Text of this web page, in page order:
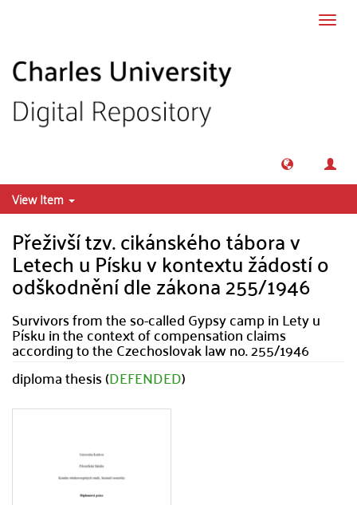
View Item
Přeživší tzv. cikánského tábora v
Letech u Písku v kontextu žádostí o
odškodnění dle zákona 255/1946
Survivors from the so-called Gypsy camp in Lety u
Písku in the context of compensation claims
according to the Czechoslovak law no. 255/1946
diploma thesis (DEFENDED)